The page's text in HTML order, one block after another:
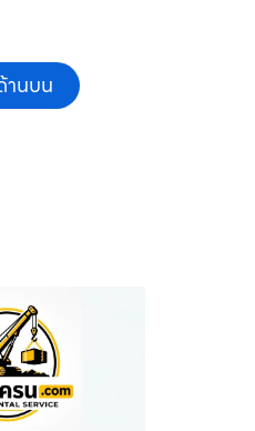
านบน